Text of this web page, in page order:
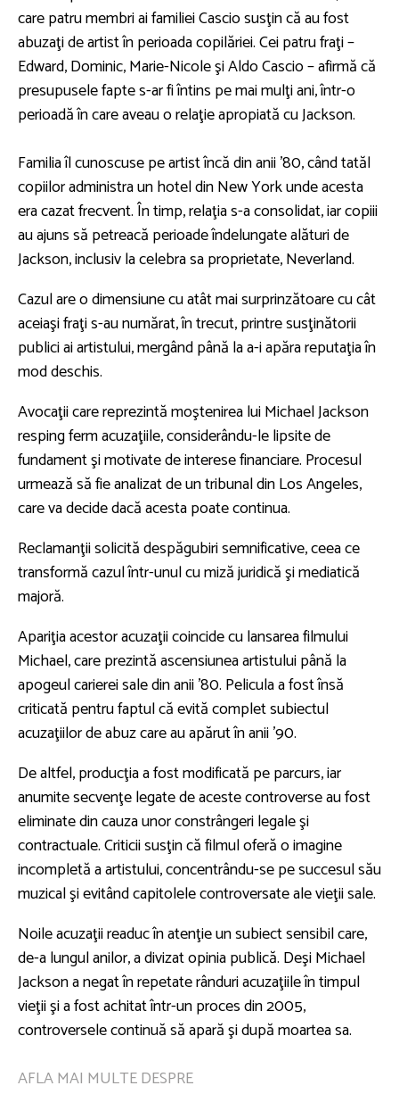
care patru membri ai familiei Cascio susţin că au fost
abuzaţi de artist în perioada copilăriei. Cei patru fraţi –
Edward, Dominic, Marie-Nicole şi Aldo Cascio – afirmă că
presupusele fapte s-ar fi întins pe mai mulţi ani, într-o
perioadă în care aveau o relaţie apropiată cu Jackson.
Familia îl cunoscuse pe artist încă din anii ’80, când tatăl
copiilor administra un hotel din New York unde acesta
era cazat frecvent. În timp, relaţia s-a consolidat, iar copiii
au ajuns să petreacă perioade îndelungate alături de
Jackson, inclusiv la celebra sa proprietate, Neverland.
Cazul are o dimensiune cu atât mai surprinzătoare cu cât
aceiaşi fraţi s-au numărat, în trecut, printre susţinătorii
publici ai artistului, mergând până la a-i apăra reputaţia în
mod deschis.
Avocaţii care reprezintă moştenirea lui Michael Jackson
resping ferm acuzaţiile, considerându-le lipsite de
fundament şi motivate de interese financiare. Procesul
urmează să fie analizat de un tribunal din Los Angeles,
care va decide dacă acesta poate continua.
Reclamanţii solicită despăgubiri semnificative, ceea ce
transformă cazul într-unul cu miză juridică şi mediatică
majoră.
Apariţia acestor acuzaţii coincide cu lansarea filmului
Michael, care prezintă ascensiunea artistului până la
apogeul carierei sale din anii ’80. Pelicula a fost însă
criticată pentru faptul că evită complet subiectul
acuzaţiilor de abuz care au apărut în anii ’90.
De altfel, producţia a fost modificată pe parcurs, iar
anumite secvenţe legate de aceste controverse au fost
eliminate din cauza unor constrângeri legale şi
contractuale. Criticii susţin că filmul oferă o imagine
incompletă a artistului, concentrându-se pe succesul său
muzical şi evitând capitolele controversate ale vieţii sale.
Noile acuzaţii readuc în atenţie un subiect sensibil care,
de-a lungul anilor, a divizat opinia publică. Deşi Michael
Jackson a negat în repetate rânduri acuzaţiile în timpul
vieţii şi a fost achitat într-un proces din 2005,
controversele continuă să apară şi după moartea sa.
AFLA MAI MULTE DESPRE